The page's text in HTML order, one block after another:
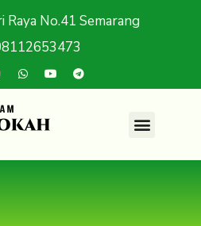
Raya No.41 Semarang